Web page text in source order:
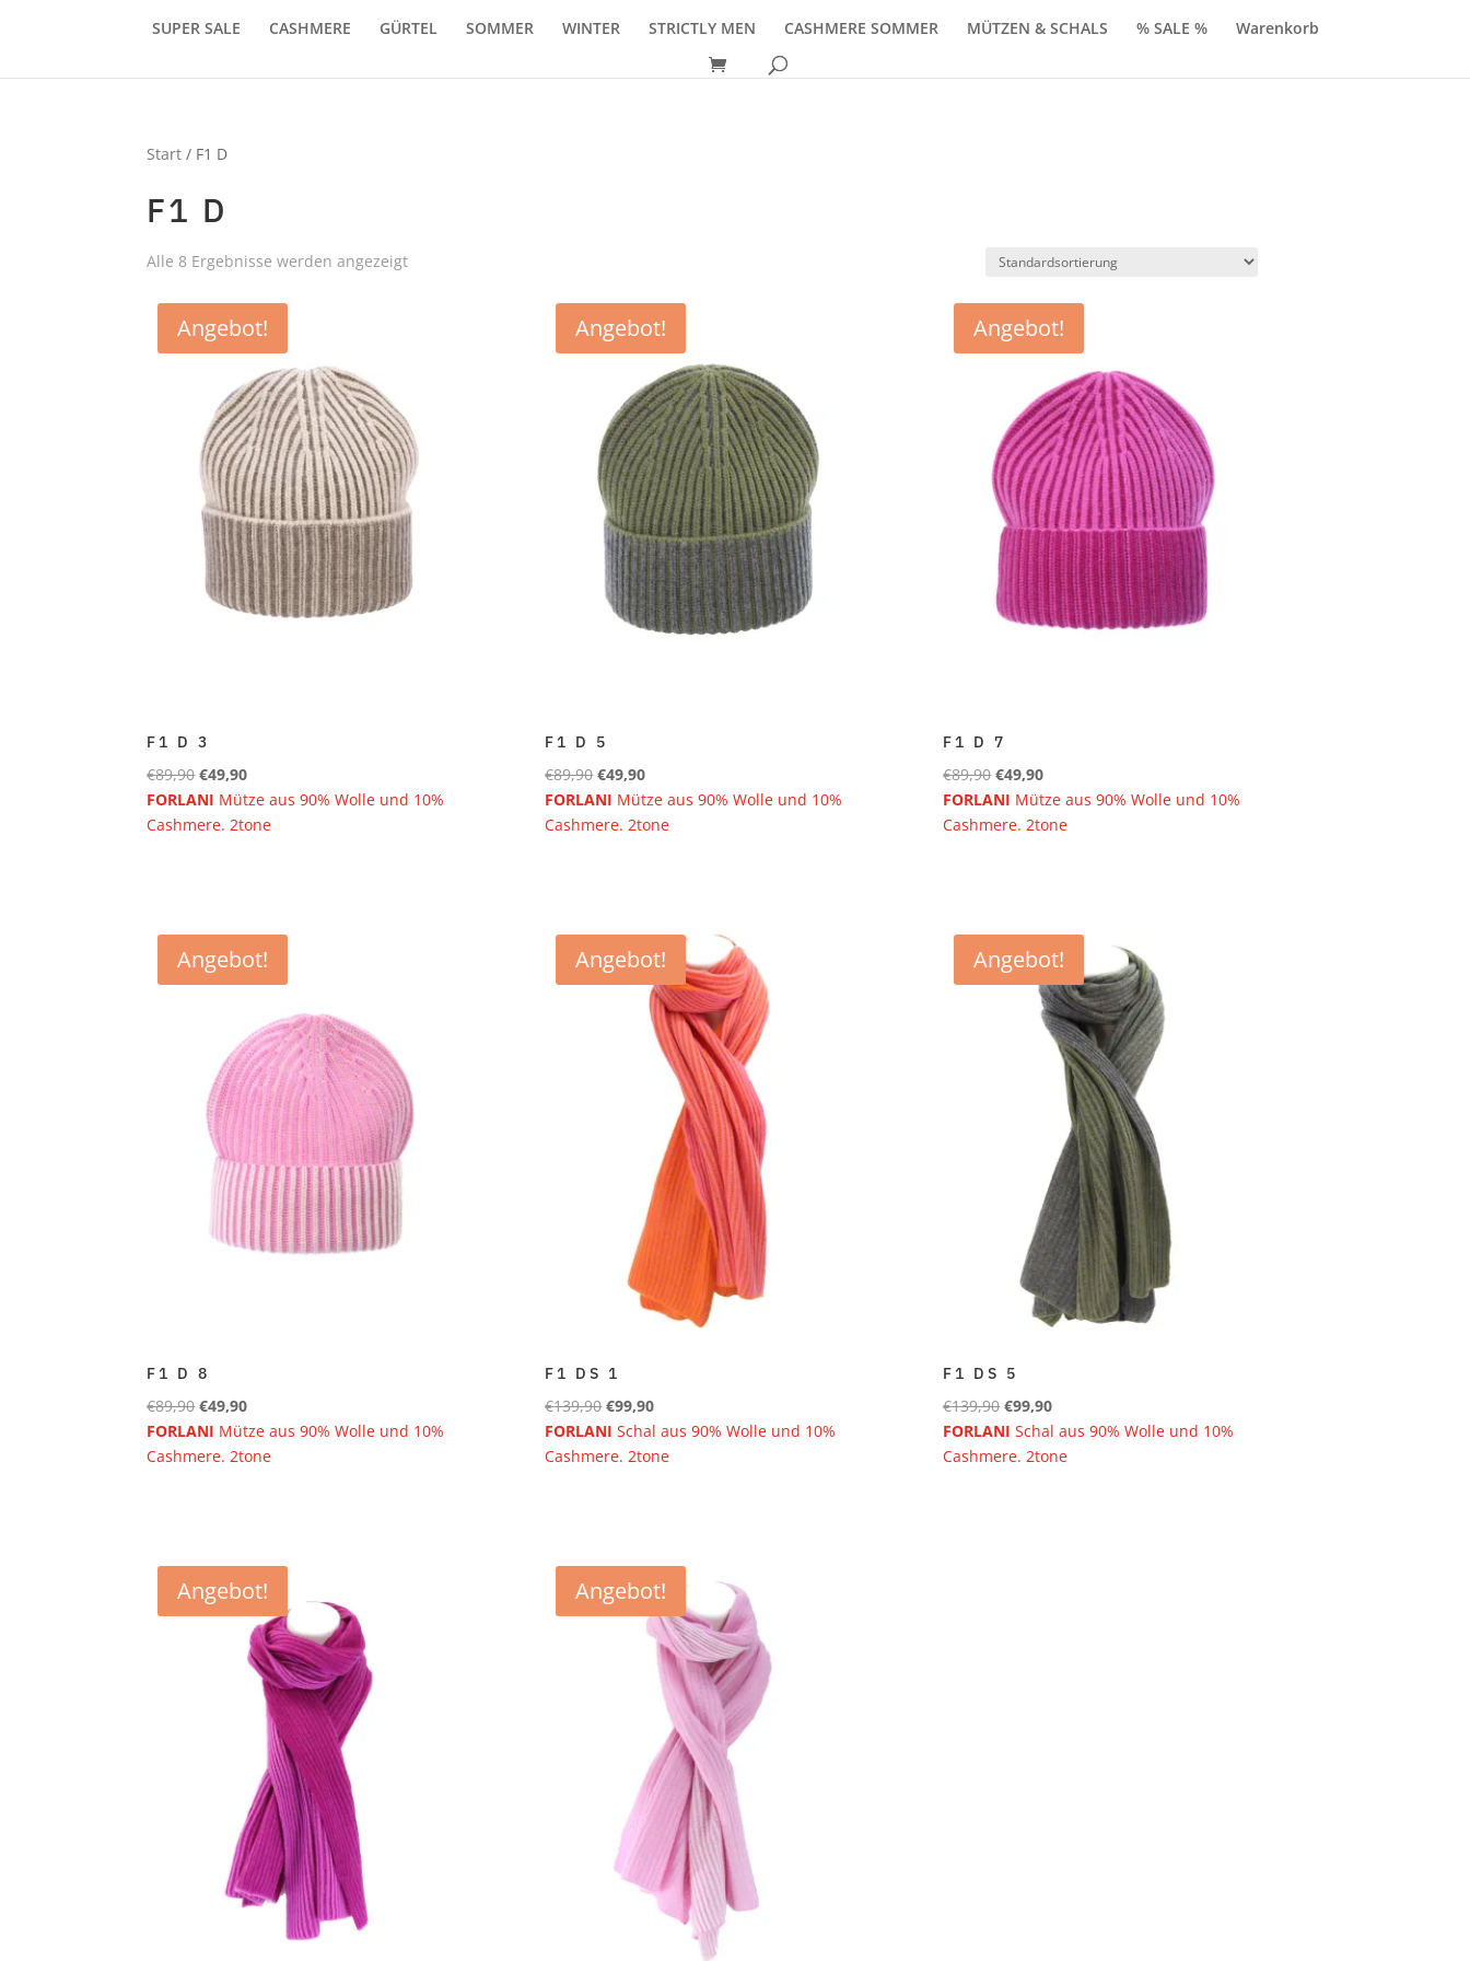
SUPER SALE CASHMERE GÜRTEL SOMMER WINTER STRICTLY MEN CASHMERE SOMMER MÜTZEN & SCHALS % SALE % Warenkorb
Start / F1 D
F1 D
Alle 8 Ergebnisse werden angezeigt
Angebot!
F1 D 3
€89,90Ursprünglicher
Preis
war:
€49,90Aktueller
Preis
ist:
FORLANI Mütze aus 90% Wolle und 10%
Cashmere. 2tone
Angebot!
F1 D 5
€89,90Ursprünglicher
Preis
war:
€49,90Aktueller
Preis
ist:
FORLANI Mütze aus 90% Wolle und 10%
Cashmere. 2tone
Angebot!
F1 D 7
€89,90Ursprünglicher
Preis
war:
€49,90Aktueller
Preis
ist:
FORLANI Mütze aus 90% Wolle und 10%
Cashmere. 2tone
Angebot!
F1 D 8
€89,90Ursprünglicher
Preis
war:
€49,90Aktueller
Preis
ist:
FORLANI Mütze aus 90% Wolle und 10%
Cashmere. 2tone
Angebot!
F1 DS 1
€139,90Ursprünglicher
Preis
war:
€99,90Aktueller
Preis
ist:
FORLANISchal aus 90% Wolle und 10%
Cashmere. 2tone
Angebot!
F1 DS 5
€139,90Ursprünglicher
Preis
war:
€99,90Aktueller
Preis
ist:
FORLANISchal aus 90% Wolle und 10%
Cashmere. 2tone
Angebot! Angebot!